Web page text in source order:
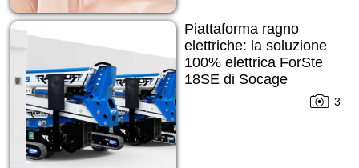
Piattaforma ragno
elettriche: la soluzione
100% elettrica ForSte
18SE di Socage
3